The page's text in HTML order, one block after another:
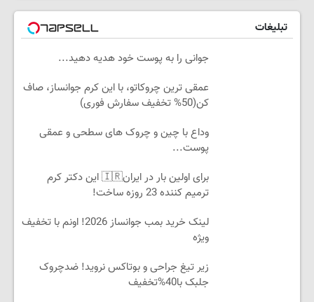
تبلیغات
جوانی را به پوست خود هدیه دهید...
عمقی ترین چروکاتو، با این کرم جوانساز، صاف
کن(50% تخفیف سفارش فوری)
وداع با چین و چروک های سطحی و عمقی
پوست...
برای اولین بار در ایران🇮🇷 این دکتر کرم
ترمیم کننده 23 روزه ساخت!
لینک خرید بمب جوانساز 2026! اونم با تخفیف
ویژه
زیر تیغ جراحی و بوتاکس نروید! ضدچروک
جلبک با40%تخفیف